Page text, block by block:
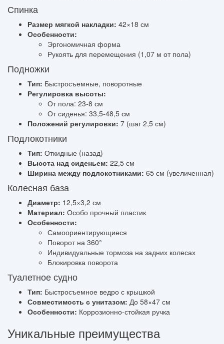
Спинка
Размер мягкой накладки: 42×18 см
Особенности:
Эргономичная форма
Рукоять для перемещения (1,07 м от пола)
Подножки
Тип: Быстросъемные, поворотные
Регулировка высоты:
От пола: 23-8 см
От сиденья: 33,5-48,5 см
Положений регулировки: 7 (шаг 2,5 см)
Подлокотники
Тип: Откидные (назад)
Высота над сиденьем: 22,5 см
Ширина между подлокотниками: 65 см (увеличенная)
Колесная база
Диаметр: 12,5×3,2 см
Материал: Особо прочный пластик
Особенности:
Самоориентирующиеся
Поворот на 360°
Индивидуальные тормоза на задних колесах
Блокировка поворота
Туалетное судно
Тип: Быстросъемное ведро с крышкой
Совместимость с унитазом: До 58×47 см
Особенности: Коррозионно-стойкая ручка
Уникальные преимущества